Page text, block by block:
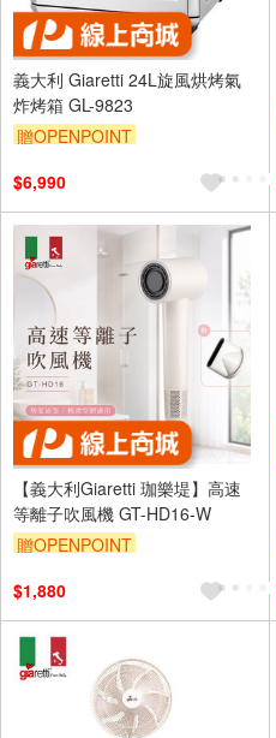
義大利 Giaretti 24L旋風烘烤氣
炸烤箱 GL-9823
贈OPENPOINT
$6,990
【義大利Giaretti 珈樂堤】高速
等離子吹風機 GT-HD16-W
贈OPENPOINT
$1,880